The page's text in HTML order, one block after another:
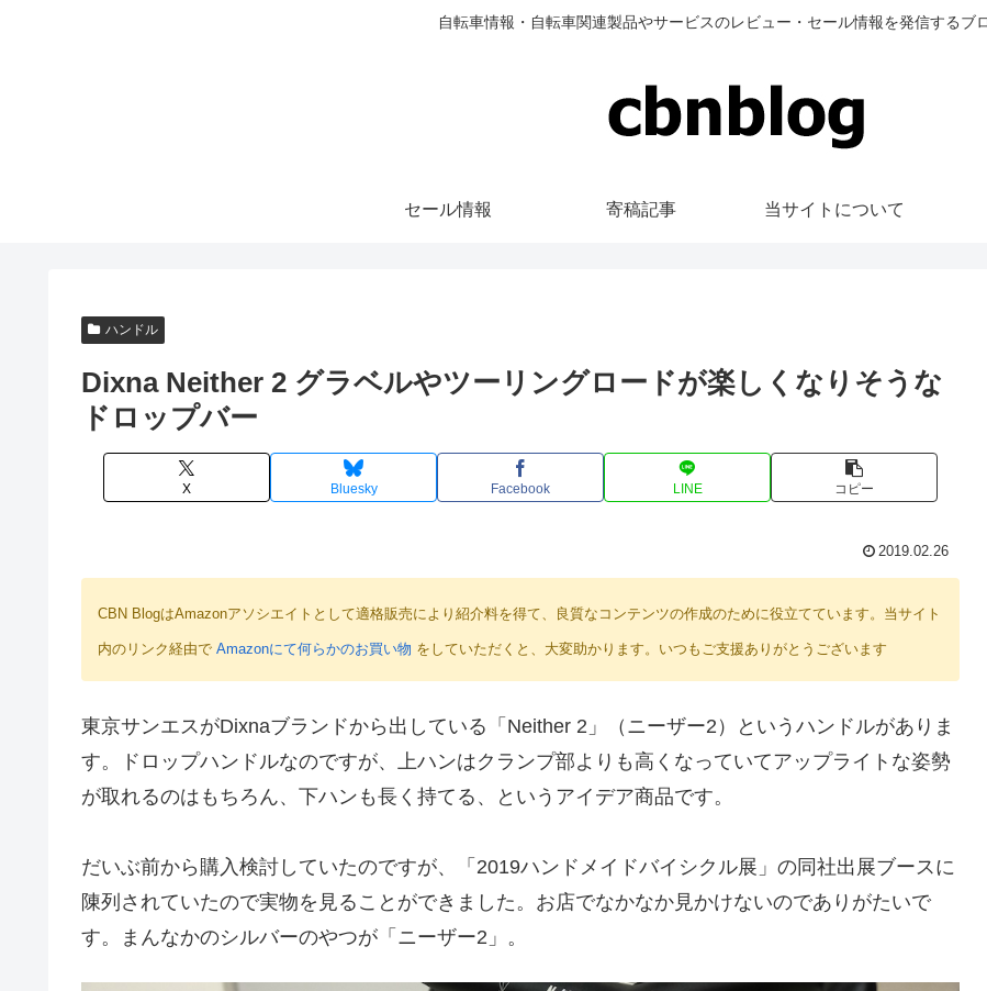
自転車情報・自転車関連製品やサービスのレビュー・セール情報を発信するブ
セール情報 寄稿記事 当サイトについて
ハンドル
Dixna Neither 2 グラベルやツーリングロードが楽しくなりそうな
ドロップバー
X Bluesky Facebook LINE コピー
2019.02.26
CBN BlogはAmazonアソシエイトとして適格販売により紹介料を得て、良質なコンテンツの作成のために役立てています。当サイト
内のリンク経由で Amazonにて何らかのお買い物 をしていただくと、大変助かります。いつもご支援ありがとうございます
東京サンエスがDixnaブランドから出している「Neither 2」（ニーザー2）というハンドルがありま
す。ドロップハンドルなのですが、上ハンはクランプ部よりも高くなっていてアップライトな姿勢
が取れるのはもちろん、下ハンも長く持てる、というアイデア商品です。
だいぶ前から購入検討していたのですが、「2019ハンドメイドバイシクル展」の同社出展ブースに
陳列されていたので実物を見ることができました。お店でなかなか見かけないのでありがたいで
す。まんなかのシルバーのやつが「ニーザー2」。